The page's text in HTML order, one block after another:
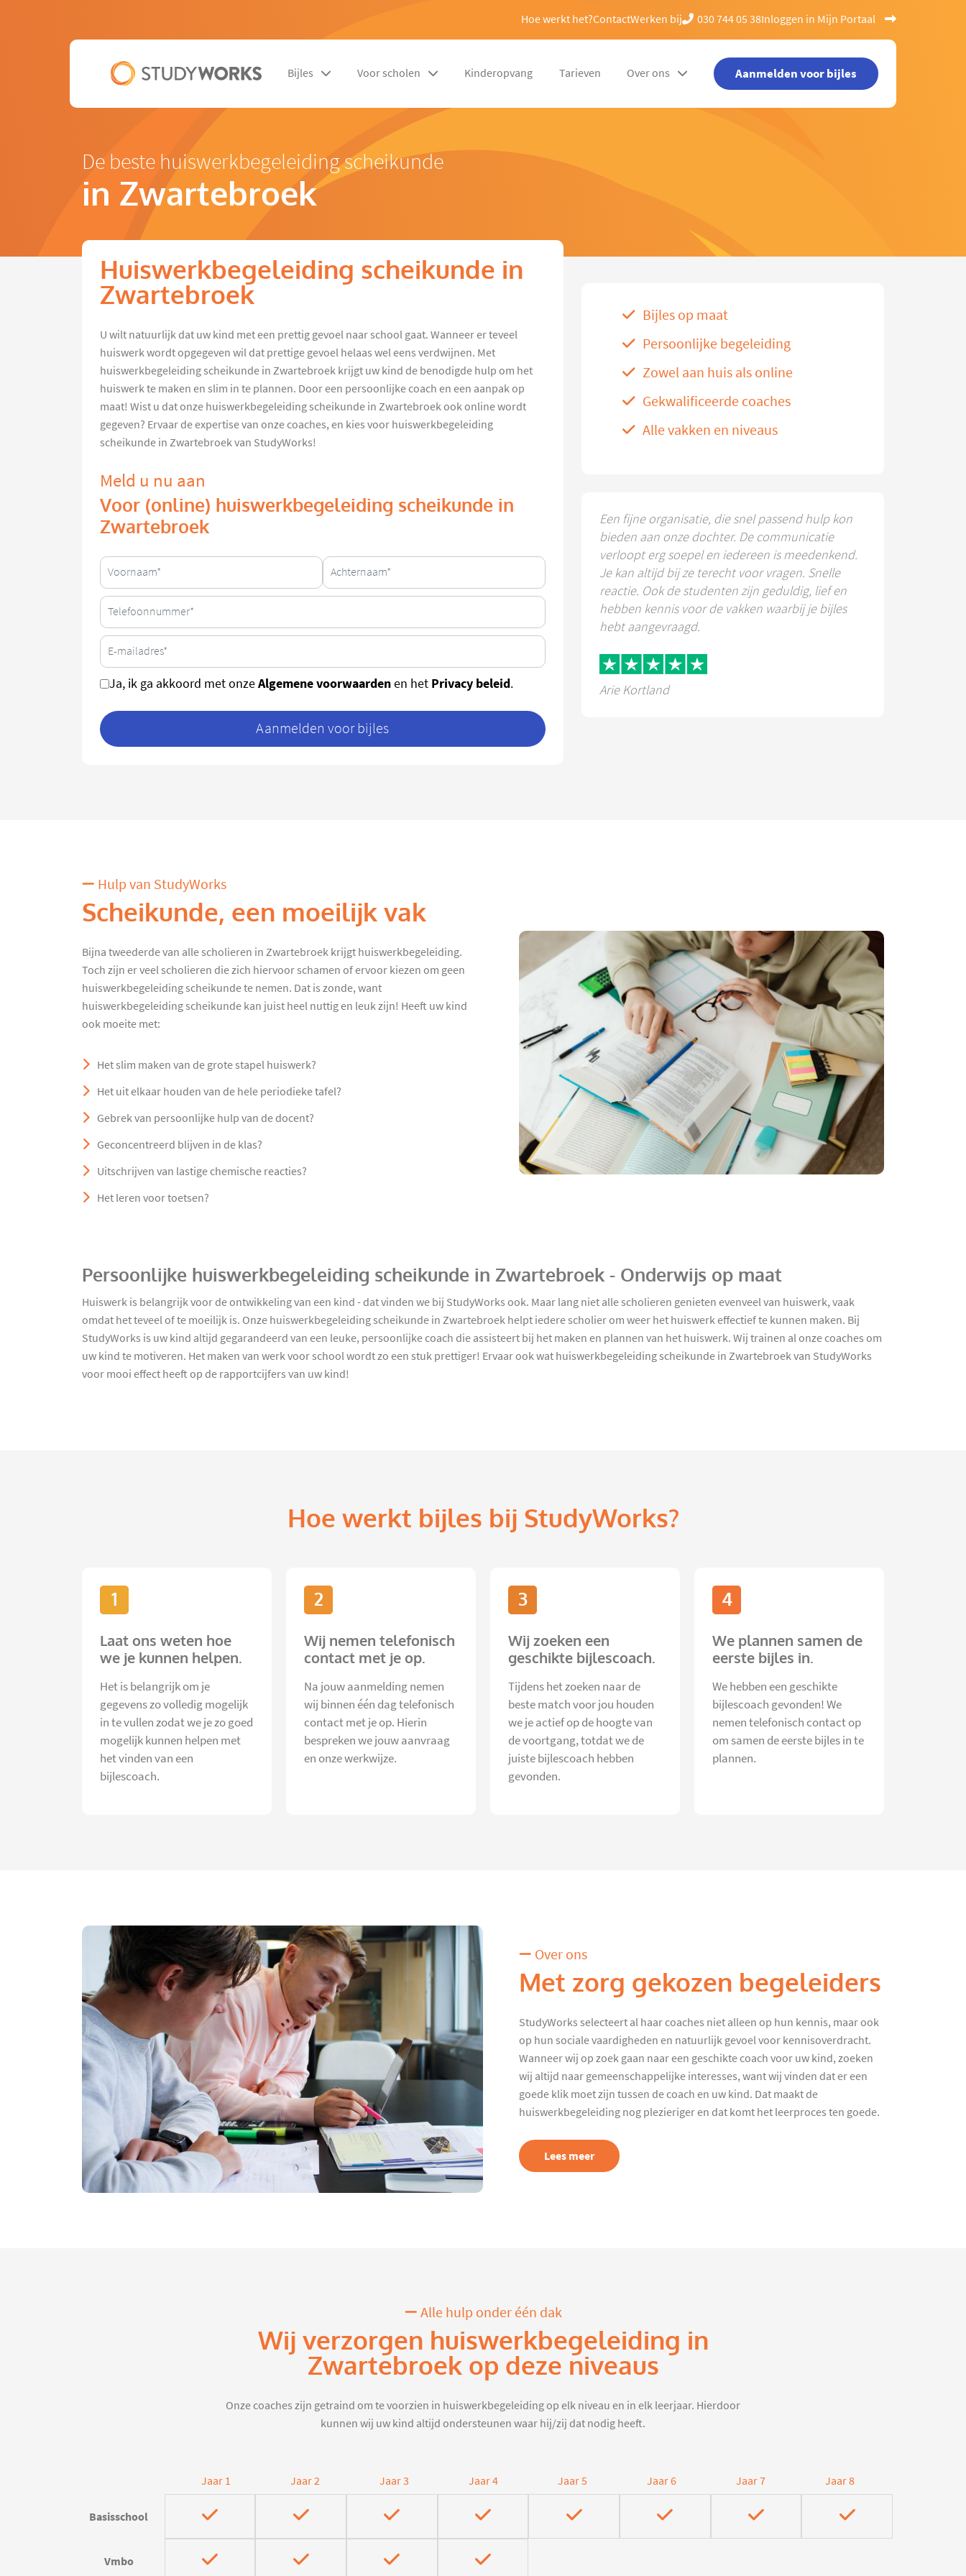
Hoe werkt het?ContactWerken bij 030 744 05 38Inloggen in Mijn Portaal
Bijles Voor scholen Kinderopvang Tarieven Over ons Aanmelden voor bijles
De beste huiswerkbegeleiding scheikunde
in Zwartebroek
Huiswerkbegeleiding scheikunde in
Zwartebroek
U wilt natuurlijk dat uw kind met een prettig gevoel naar school gaat. Wanneer er teveel
huiswerk wordt opgegeven wil dat prettige gevoel helaas wel eens verdwijnen. Met
huiswerkbegeleiding scheikunde in Zwartebroek krijgt uw kind de benodigde hulp om het
huiswerk te maken en slim in te plannen. Door een persoonlijke coach en een aanpak op
maat! Wist u dat onze huiswerkbegeleiding scheikunde in Zwartebroek ook online wordt
gegeven? Ervaar de expertise van onze coaches, en kies voor huiswerkbegeleiding
scheikunde in Zwartebroek van StudyWorks!
Meld u nu aan
Voor (online) huiswerkbegeleiding scheikunde in
Zwartebroek
Ja, ik ga akkoord met onzeAlgemene voorwaardenen het Privacy beleid.
Aanmelden voor bijles
Bijles op maat
Persoonlijke begeleiding
Zowel aan huis als online
Gekwalificeerde coaches
Alle vakken en niveaus
Een fijne organisatie, die snel passend hulp kon
bieden aan onze dochter. De communicatie
verloopt erg soepel en iedereen is meedenkend.
Je kan altijd bij ze terecht voor vragen. Snelle
reactie. Ook de studenten zijn geduldig, lief en
hebben kennis voor de vakken waarbij je bijles
hebt aangevraagd.
Arie Kortland
Hulp van StudyWorks
Scheikunde, een moeilijk vak
Bijna tweederde van alle scholieren in Zwartebroek krijgt huiswerkbegeleiding.
Toch zijn er veel scholieren die zich hiervoor schamen of ervoor kiezen om geen
huiswerkbegeleiding scheikunde te nemen. Dat is zonde, want
huiswerkbegeleiding scheikunde kan juist heel nuttig en leuk zijn! Heeft uw kind
ook moeite met:
Het slim maken van de grote stapel huiswerk?
Het uit elkaar houden van de hele periodieke tafel?
Gebrek van persoonlijke hulp van de docent?
Geconcentreerd blijven in de klas?
Uitschrijven van lastige chemische reacties?
Het leren voor toetsen?
Persoonlijke huiswerkbegeleiding scheikunde in Zwartebroek - Onderwijs op maat
Huiswerk is belangrijk voor de ontwikkeling van een kind - dat vinden we bij StudyWorks ook. Maar lang niet alle scholieren genieten evenveel van huiswerk, vaak
omdat het teveel of te moeilijk is. Onze huiswerkbegeleiding scheikunde in Zwartebroek helpt iedere scholier om weer het huiswerk effectief te kunnen maken. Bij
StudyWorks is uw kind altijd gegarandeerd van een leuke, persoonlijke coach die assisteert bij het maken en plannen van het huiswerk. Wij trainen al onze coaches om
uw kind te motiveren. Het maken van werk voor school wordt zo een stuk prettiger! Ervaar ook wat huiswerkbegeleiding scheikunde in Zwartebroek van StudyWorks
voor mooi effect heeft op de rapportcijfers van uw kind!
Hoe werkt bijles bij StudyWorks?
1
Laat ons weten hoe
we je kunnen helpen.
Het is belangrijk om je
gegevens zo volledig mogelijk
in te vullen zodat we je zo goed
mogelijk kunnen helpen met
het vinden van een
bijlescoach.
2
Wij nemen telefonisch
contact met je op.
Na jouw aanmelding nemen
wij binnen één dag telefonisch
contact met je op. Hierin
bespreken we jouw aanvraag
en onze werkwijze.
3
Wij zoeken een
geschikte bijlescoach.
Tijdens het zoeken naar de
beste match voor jou houden
we je actief op de hoogte van
de voortgang, totdat we de
juiste bijlescoach hebben
gevonden.
4
We plannen samen de
eerste bijles in.
We hebben een geschikte
bijlescoach gevonden! We
nemen telefonisch contact op
om samen de eerste bijles in te
plannen.
Over ons
Met zorg gekozen begeleiders
StudyWorks selecteert al haar coaches niet alleen op hun kennis, maar ook
op hun sociale vaardigheden en natuurlijk gevoel voor kennisoverdracht.
Wanneer wij op zoek gaan naar een geschikte coach voor uw kind, zoeken
wij altijd naar gemeenschappelijke interesses, want wij vinden dat er een
goede klik moet zijn tussen de coach en uw kind. Dat maakt de
huiswerkbegeleiding nog plezieriger en dat komt het leerproces ten goede.
Lees meer
Alle hulp onder één dak
Wij verzorgen huiswerkbegeleiding in
Zwartebroek op deze niveaus
Onze coaches zijn getraind om te voorzien in huiswerkbegeleiding op elk niveau en in elk leerjaar. Hierdoor
kunnen wij uw kind altijd ondersteunen waar hij/zij dat nodig heeft.
Jaar 1 Jaar 2 Jaar 3 Jaar 4 Jaar 5 Jaar 6 Jaar 7 Jaar 8
Basisschool
Vmbo